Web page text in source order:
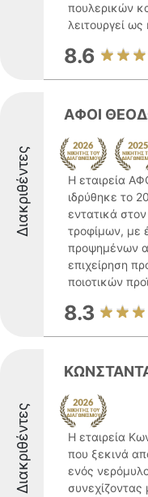
πουλερικών
λειτουργεί
8.6
Διακριθέντες
ΑΦΟΙ
Η εταιρεία
ιδρύθηκε το
εντατικά
τροφίμων, με
προψημένων
επιχείρηση
ποιοτικών
8.3
Διακριθέντες
Η εταιρεία
που ξεκινά
ενός
συνεχίζοντας